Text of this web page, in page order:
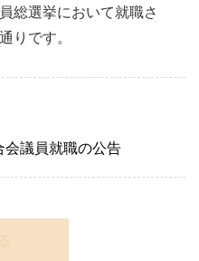
総選挙において就職さ
りです。
議員就職の公告